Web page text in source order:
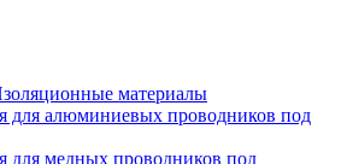
материалы
для алюминиевых проводников под
для медных проводников под